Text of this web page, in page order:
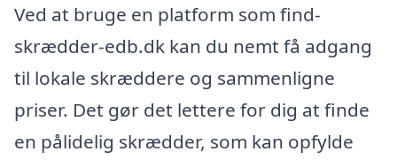
Ved at bruge en platform som find-
skrædder-edb.dk kan du nemt få adgang
til lokale skræddere og sammenligne
priser. Det gør det lettere for dig at finde
en pålidelig skrædder, som kan opfylde